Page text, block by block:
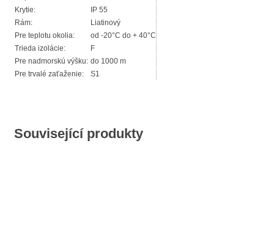
Krytie:
IP 55
Rám:
Liatinový
Pre teplotu okolia:
od -20°C do + 40°C
Trieda izolácie:
F
Pre nadmorskú výšku: do 1000 m
Pre trvalé zaťaženie:
S1
Související produkty